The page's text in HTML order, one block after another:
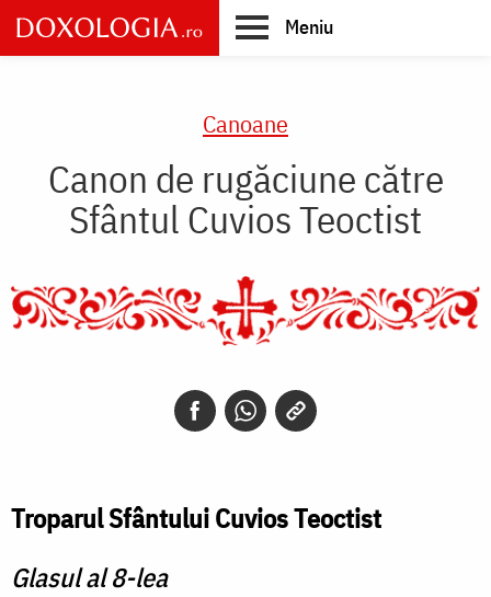
Skip
to
main
Meniu
Canoane
Canon de rugăciune către
Sfântul Cuvios Teoctist
Troparul Sfântului Cuvios Teoctist
Glasul al 8-lea